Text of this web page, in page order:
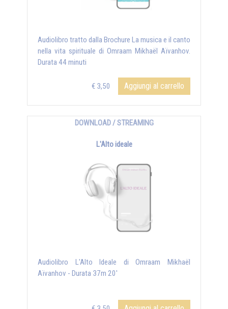
Audiolibro tratto dalla Brochure La musica e il canto
nella vita spirituale di Omraam Mikhaël Aïvanhov.
Durata 44 minuti
€ 3,50 Aggiungi al carrello
DOWNLOAD / STREAMING
L'Alto ideale
Audiolibro L'Alto Ideale di Omraam Mikhaël
Aïvanhov - Durata 37m 20'